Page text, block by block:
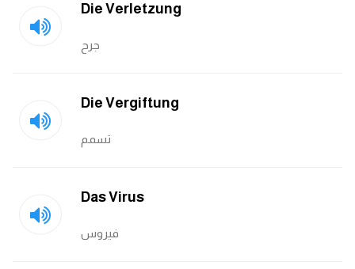
Die Verletzung
جرح
Die Vergiftung
تسمم
Das Virus
فيروس